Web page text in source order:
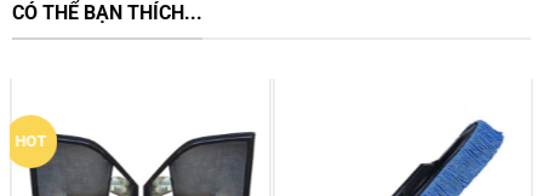
CÓ THỂ BẠN THÍCH...